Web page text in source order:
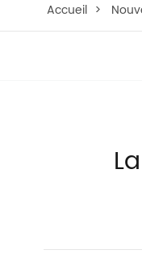
Accueil